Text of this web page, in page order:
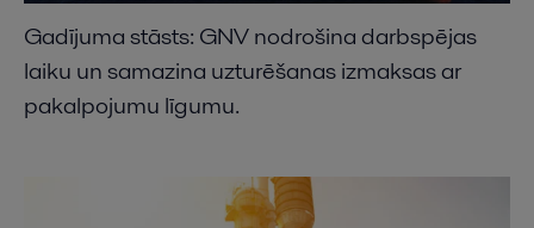
Gadījuma stāsts: GNV nodrošina darbspējas
laiku un samazina uzturēšanas izmaksas ar
pakalpojumu līgumu.